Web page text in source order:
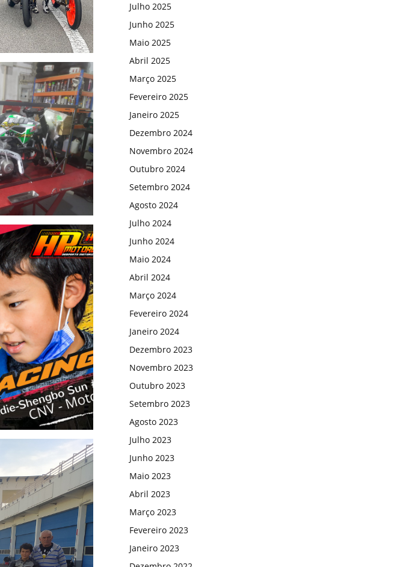
Julho 2025
Junho 2025
Maio 2025
Abril 2025
Março 2025
Fevereiro 2025
Janeiro 2025
Dezembro 2024
Novembro 2024
Outubro 2024
Setembro 2024
Agosto 2024
Julho 2024
Junho 2024
Maio 2024
Abril 2024
Março 2024
Fevereiro 2024
Janeiro 2024
Dezembro 2023
Novembro 2023
Outubro 2023
Setembro 2023
Agosto 2023
Julho 2023
Junho 2023
Maio 2023
Abril 2023
Março 2023
Fevereiro 2023
Janeiro 2023